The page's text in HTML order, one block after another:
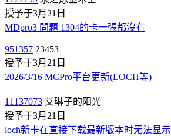
授予于3月21日
MDpro3 問題 1304的卡一張都沒有
951357 23453
授予于3月21日
2026/3/16 MCPro平台更新(LOCH等)
11137073 艾琳子的阳光
授予于3月21日
loch新卡在直接下载最新版本时无法显